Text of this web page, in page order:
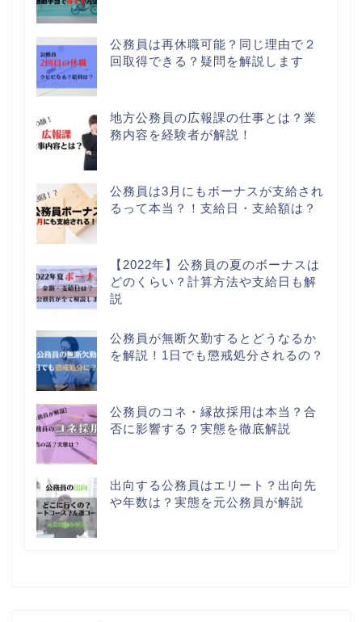
公務員は再休職可能？同じ理由で２
回取得できる？疑問を解説します
地方公務員の広報課の仕事とは？業
務内容を経験者が解説！
公務員は3月にもボーナスが支給され
るって本当？！支給日・支給額は？
【2022年】公務員の夏のボーナスは
どのくらい？計算方法や支給日も解
説
公務員が無断欠勤するとどうなるか
を解説！1日でも懲戒処分されるの？
公務員のコネ・縁故採用は本当？合
否に影響する？実態を徹底解説
出向する公務員はエリート？出向先
や年数は？実態を元公務員が解説